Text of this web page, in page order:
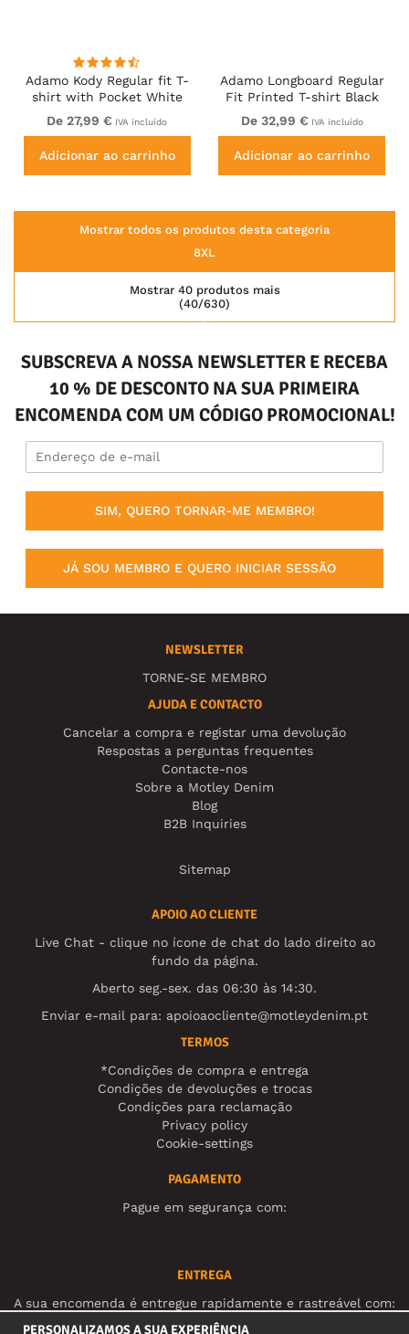
Adamo Kody Regular fit T-
shirt with Pocket White
De 27,99 € IVA incluído
Adicionar ao carrinho
Adamo Longboard Regular
Fit Printed T-shirt Black
De 32,99 € IVA incluído
Adicionar ao carrinho
Mostrar todos os produtos desta categoria
8XL
(40/630)
Mostrar 40 produtos mais
SUBSCREVA A NOSSA NEWSLETTER E RECEBA
10 % DE DESCONTO NA SUA PRIMEIRA
ENCOMENDA COM UM CÓDIGO PROMOCIONAL!
SIM, QUERO TORNAR-ME MEMBRO!
JÁ SOU MEMBRO E QUERO INICIAR SESSÃO
NEWSLETTER
TORNE-SE MEMBRO
AJUDA E CONTACTO
Cancelar a compra e registar uma devolução
Respostas a perguntas frequentes
Contacte-nos
Sobre a Motley Denim
Blog
B2B Inquiries
Sitemap
APOIO AO CLIENTE
Live Chat - clique no ícone de chat do lado direito ao
fundo da página.
Aberto seg.-sex. das 06:30 às 14:30.
Enviar e-mail para: apoioaocliente@motleydenim.pt
TERMOS
*Condições de compra e entrega
Condições de devoluções e trocas
Condições para reclamação
Privacy policy
Cookie-settings
PAGAMENTO
Pague em segurança com:
ENTREGA
A sua encomenda é entregue rapidamente e rastreável com:
PERSONALIZAMOS A SUA EXPERIÊNCIA